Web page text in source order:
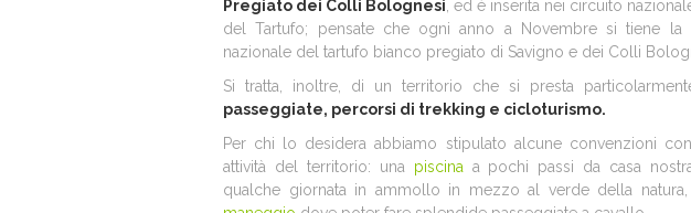
Pregiato dei Colli Bolognesi , ed è inserita nei circuito
del Tartufo; pensate che ogni anno a Novembre si tiene la
nazionale del tartufo bianco pregiato di Savigno e dei Colli
Si tratta, inoltre, di un territorio che si presta
passeggiate, percorsi di trekking e cicloturismo.
Per chi lo desidera abbiamo stipulato alcune convenzioni
attività del territorio: una piscina a pochi passi da casa
qualche giornata in ammollo in mezzo al verde della